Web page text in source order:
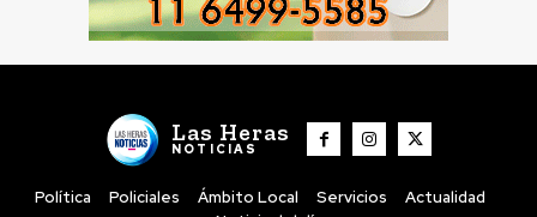
Las Heras
NOTICIAS
Política Policiales Ámbito Local Servicios
Actualidad